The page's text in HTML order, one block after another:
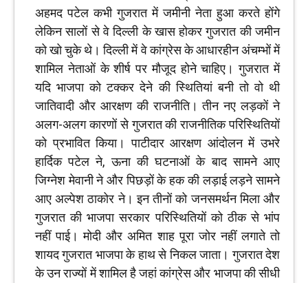
अहमद पटेल कभी गुजरात में जमीनी नेता हुआ करते होंगे
लेकिन सालों से वे दिल्ली के खास होकर गुजरात की जमीन
को खो चुके थे। दिल्ली में वे कांग्रेस के आधारहीन अंचम्भों में
शामिल नेताओं के शीर्ष पर मौजूद होने चाहिए। गुजरात में
यदि भाजपा को टक्कर देने की स्थितियां बनी तो वो थी
जातिवादी और आरक्षण की राजनीति। तीन नए लड़कों ने
अलग-अलग कारणों से गुजरात की राजनीतिक परिस्थितियों
को प्रभावित किया। पाटीदार आरक्षण आंदोलन में उभरे
हार्दिक पटेल ने, ऊना की घटनाओं के बाद सामने आए
जिग्नेश मेवानी ने और पिछड़ों के हक की लड़ाई लड़ने सामने
आए अल्पेश ठाकोर ने। इन तीनों को जनसमर्थन मिला और
गुजरात की भाजपा सरकार परिस्थितियों को ठीक से भांप
नहीं पाई। मोदी और अमित शाह पूरा जोर नहीं लगाते तो
शायद गुजरात भाजपा के हाथ से निकल जाता। गुजरात देश
के उन राज्यों में शामिल है जहां कांग्रेस और भाजपा की सीधी